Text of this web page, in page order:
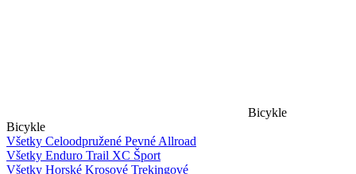
Bicykle
Bicykle
Všetky Celoodpružené Pevné Allroad
Všetky Enduro Trail XC Šport
Všetky Horské Krosové Trekingové